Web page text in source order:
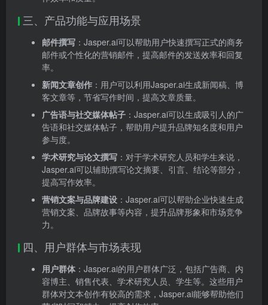
三、产品功能与应用场景
邮件撰写 ：Jasper.ai可以帮助用户快速撰写正式的商务
邮件或个性化的营销邮件，提高邮件的发送效率和回复
率。
新闻文章创作 ：用户可以利用Jasper.ai生成新闻稿、博
客文章等，节省写作时间，提高文章质量。
广告语与社交媒体帖子 ：Jasper.ai可以生成吸引人的广
告语和社交媒体帖子，帮助用户提升品牌知名度和用户
参与度。
学术研究与论文撰写 ：对于学术研究人员和学生来说，
Jasper.ai可以辅助撰写论文摘要、引言、结论等部分，
提高写作效率。
营销文案与品牌建设 ：Jasper.ai可以帮助企业快速生成
营销文案、品牌故事等内容，提升品牌形象和市场竞争
力。
四、用户群体与市场表现
用户群体 ：Jasper.ai的用户群体广泛，包括广告商、内
容博主、销售代表、学术研究人员、学生等。这些用户
群体对文本创作有较高的需求，Jasper.ai能够帮助他们